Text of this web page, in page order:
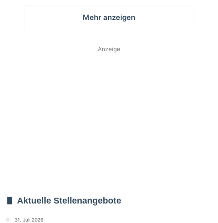
Mehr anzeigen
Anzeige
Aktuelle Stellenangebote
31. Juli 2026